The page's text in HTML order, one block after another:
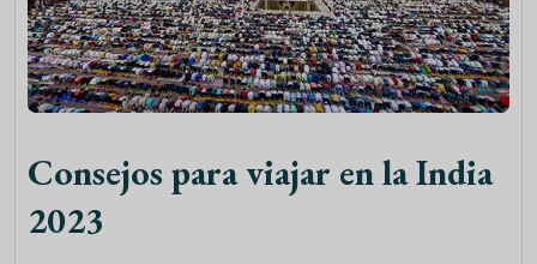
Consejos para viajar en la India
2023